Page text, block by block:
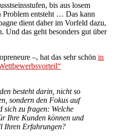
bis aus losem
Problem entsteht … Das kann
dient daher im Vorfeld dazu,
Und das geht besonders gut über
–, hat das sehr schön in
besteht darin, nicht so
sondern den Fokus auf
sich zu fragen: Welche
Ihre Kunden können und
Ihren Erfahrungen?